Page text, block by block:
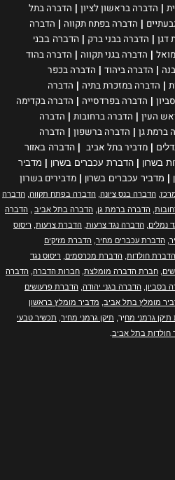
| הדברה בראשון לציון | הדברה בתל
| הדברה בפתח תקווה | הדברה
דגן | הדברה בבני ברק | הדברה בבני
| הדברה בגני תקווה | הדברה בהוד
| הדברה ביהוד | הדברה בכפר
| הדברה במזכרת בתיה | הדברה
| הדברה בפרדסייה | הדברה בקדימה
העין | הדברה ברחובות | הדברה
ברמת גן | הדברה ברשפון | הדברה
| מדביר בתל אביב | הדברה באזור
בשרון | הדברת עכברים בשרון | מדביר
| מדביר עכברים בשרון | מדבירים בשרון
הדברה בנס ציונה הדברה בפתח תקווה הדברה
הדברה ברמת גן הדברה בתל אביב
הדברה
נמלים הדברה נגד צרעות הדברת צרעות ריסוס
הדברת עכברים מחיר הדברת מזיקים
הדברת חולדות הדברת מכרסמים
ריסוס נגד
חברת הדברה מומלצת חברות הדברה הדברה
בסביון הדברה בגני יהודה הדברת פרעושים
מומלץ בתל אביב מדביר מומלץ בראשון
גרמני מחיר, תיקן גרמני מחיר תכשיר טבעי
חולדות בתל אביב